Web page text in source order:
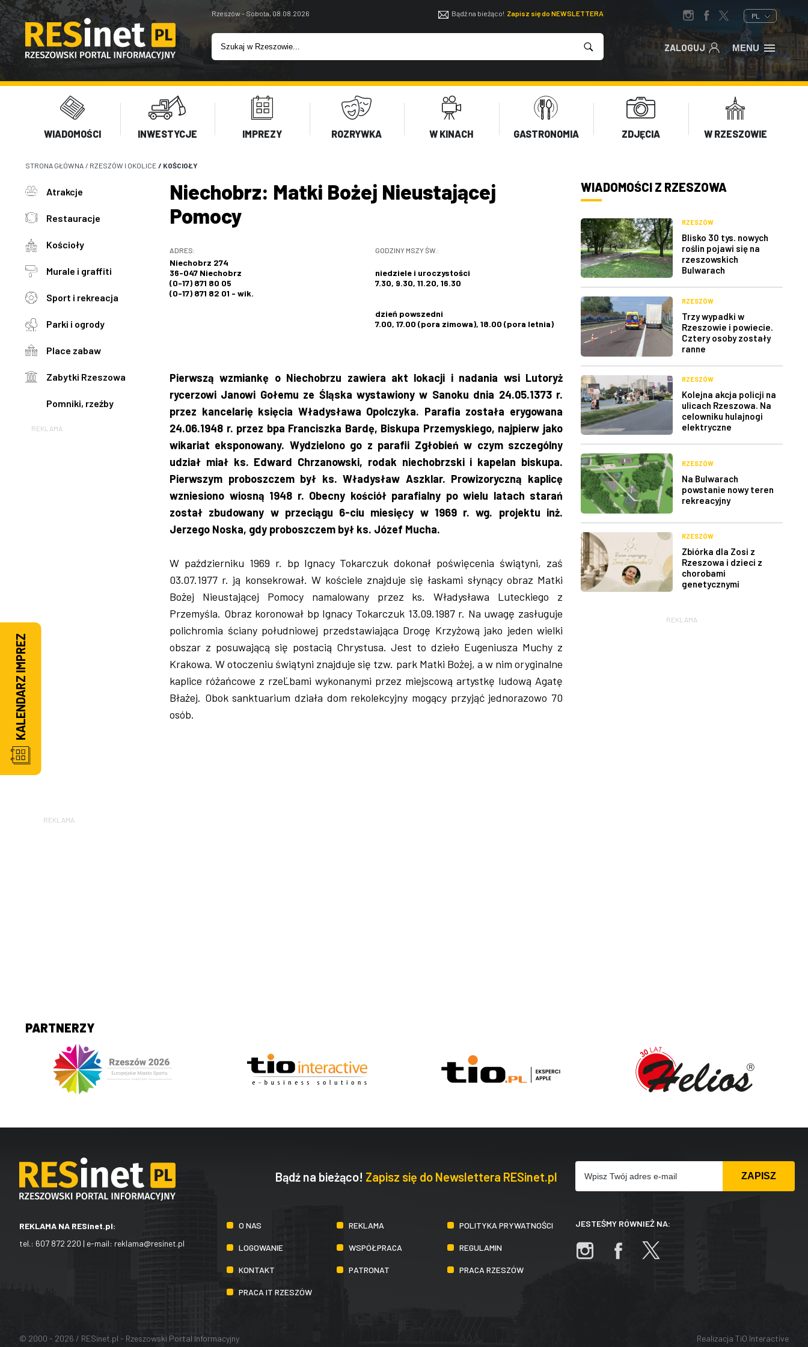
Rzeszów - Sobota, 08.08.2026 Bądź na bieżąco! Zapisz się do NEWSLETTERA PL
ZALOGUJ MENU
WIADOMOŚCI INWESTYCJE IMPREZY ROZRYWKA W KINACH GASTRONOMIA ZDJĘCIA W RZESZOWIE
STRONA GŁÓWNA / RZESZÓW I OKOLICE / KOŚCIOŁY
Atrakcje
Restauracje
Kościoły
Murale i graffiti
Sport i rekreacja
Parki i ogrody
Place zabaw
Zabytki Rzeszowa
Pomniki, rzeźby
REKLAMA
Niechobrz: Matki Bożej Nieustającej
Pomocy
ADRES:
Niechobrz 274
36-047 Niechobrz
(0-17) 871 80 05
(0-17) 871 82 01 - wik.
GODZINY MSZY ŚW.:
niedziele i uroczystości
7.30, 9.30, 11.20, 16.30
dzień powszedni
7.00, 17.00 (pora zimowa), 18.00 (pora letnia)
Pierwszą wzmiankę o Niechobrzu zawiera akt lokacji i nadania wsi Lutoryż
rycerzowi Janowi Gołemu ze Śląska wystawiony w Sanoku dnia 24.05.1373 r.
przez kancelarię księcia Władysława Opolczyka. Parafia została erygowana
24.06.1948 r. przez bpa Franciszka Bardę, Biskupa Przemyskiego, najpierw jako
wikariat eksponowany. Wydzielono go z parafii Zgłobień w czym szczególny
udział miał ks. Edward Chrzanowski, rodak niechobrzski i kapelan biskupa.
Pierwszym proboszczem był ks. Władysław Aszklar. Prowizoryczną kaplicę
wzniesiono wiosną 1948 r. Obecny kościół parafialny po wielu latach starań
został zbudowany w przeciągu 6-ciu miesięcy w 1969 r. wg. projektu inż.
Jerzego Noska, gdy proboszczem był ks. Józef Mucha.
W październiku 1969 r. bp Ignacy Tokarczuk dokonał poświęcenia świątyni, zaś
03.07.1977 r. ją konsekrował. W kościele znajduje się łaskami słynący obraz Matki
Bożej Nieustającej Pomocy namalowany przez ks. Władysława Luteckiego z
Przemyśla. Obraz koronował bp Ignacy Tokarczuk 13.09.1987 r. Na uwagę zasługuje
polichromia ściany południowej przedstawiająca Drogę Krzyżową jako jeden wielki
obszar z posuwającą się postacią Chrystusa. Jest to dzieło Eugeniusza Muchy z
Krakowa. W otoczeniu świątyni znajduje się tzw. park Matki Bożej, a w nim oryginalne
kaplice różańcowe z rzeĽbami wykonanymi przez miejscową artystkę ludową Agatę
Błażej. Obok sanktuarium działa dom rekolekcyjny mogący przyjąć jednorazowo 70
osób.
WIADOMOŚCI Z RZESZOWA
RZESZÓW
Blisko 30 tys. nowych
roślin pojawi się na
rzeszowskich
Bulwarach
RZESZÓW
Trzy wypadki w
Rzeszowie i powiecie.
Cztery osoby zostały
ranne
RZESZÓW
Kolejna akcja policji na
ulicach Rzeszowa. Na
celowniku hulajnogi
elektryczne
RZESZÓW
Na Bulwarach
powstanie nowy teren
rekreacyjny
RZESZÓW
Zbiórka dla Zosi z
Rzeszowa i dzieci z
chorobami
genetycznymi
REKLAMA
REKLAMA
PARTNERZY
REKLAMA NA RESinet.pl:
tel.: 607 872 220 | e-mail: reklama@resinet.pl
Bądź na bieżąco! Zapisz się do Newslettera RESinet.pl
O NAS REKLAMA POLITYKA PRYWATNOŚCI
LOGOWANIE WSPÓŁPRACA REGULAMIN
KONTAKT PATRONAT PRACA RZESZÓW
PRACA IT RZESZÓW
JESTEŚMY RÓWNIEŻ NA:
© 2000 - 2026 / RESinet.pl - Rzeszowski Portal Informacyjny Realizacja TiO Interactive
KALENDARZ IMPREZ